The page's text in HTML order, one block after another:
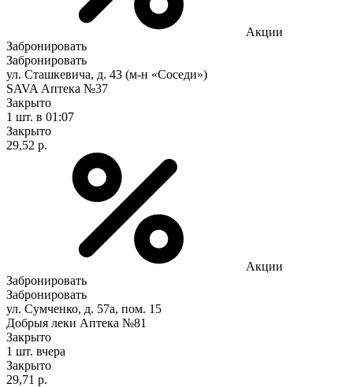
Акции
Забронировать
Забронировать
ул. Сташкевича, д. 43 (м-н «Соседи»)
SAVA Аптека №37
Закрыто
1 шт. в 01:07
Закрыто
29,52 р.
Акции
Забронировать
Забронировать
ул. Сумченко, д. 57а, пом. 15
Добрыя леки Аптека №81
Закрыто
1 шт. вчера
Закрыто
29,71 р.